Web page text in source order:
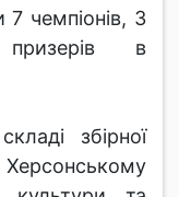
7 чемпіонів, 3
призерів в
збірної